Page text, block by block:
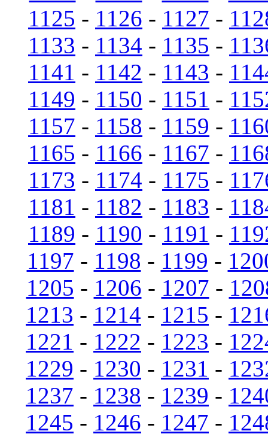
1125 - 1126 - 1127 -
1133 - 1134 - 1135 -
1141 - 1142 - 1143 -
1149 - 1150 - 1151 -
1157 - 1158 - 1159 -
1165 - 1166 - 1167 -
1173 - 1174 - 1175 -
1181 - 1182 - 1183 -
1189 - 1190 - 1191 -
1197 - 1198 - 1199 -
1205 - 1206 - 1207 -
1213 - 1214 - 1215 -
1221 - 1222 - 1223 -
1229 - 1230 - 1231 -
1237 - 1238 - 1239 -
1245 - 1246 - 1247 -